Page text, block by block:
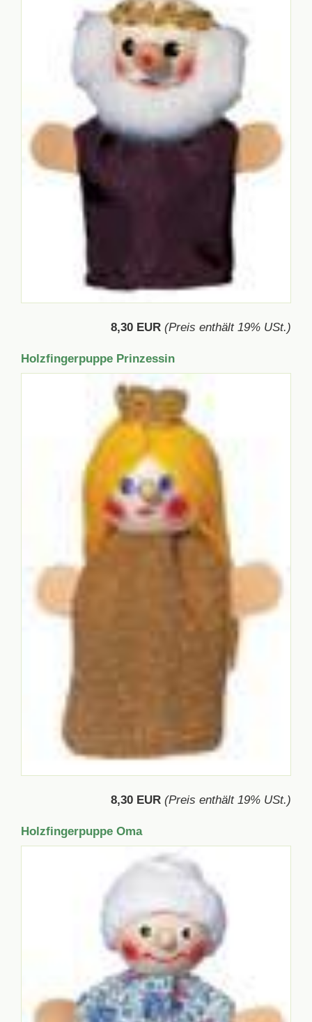
8,30 EUR (Preis enthält 19% USt.)
Holzfingerpuppe Prinzessin
8,30 EUR (Preis enthält 19% USt.)
Holzfingerpuppe Oma